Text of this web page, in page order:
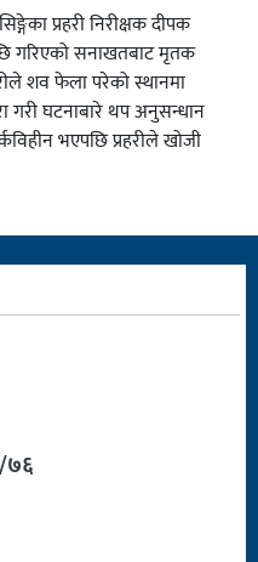
प्रहरी निरीक्षक दीपक
गरिएको सनाखतबाट मृतक
शव फेला परेको स्थानमा
गरी घटनाबारे थप अनुसन्धान
भएपछि प्रहरीले खोजी
७६